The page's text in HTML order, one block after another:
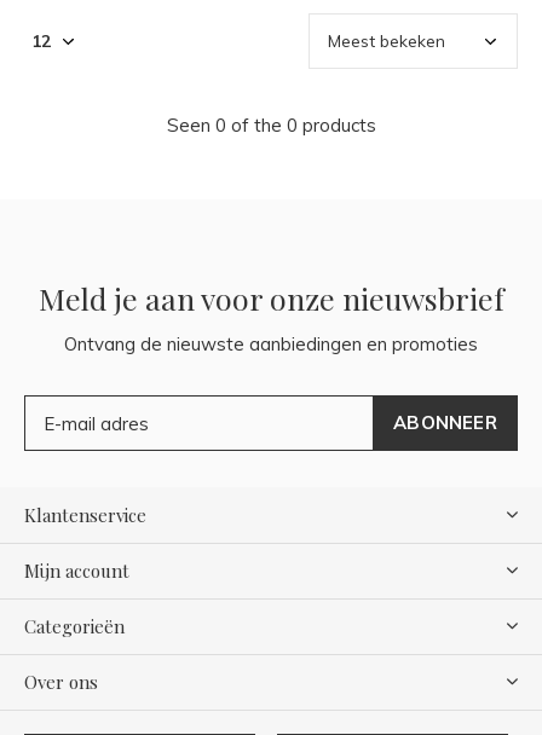
Seen 0 of the 0 products
Meld je aan voor onze nieuwsbrief
Ontvang de nieuwste aanbiedingen en promoties
ABONNEER
Klantenservice
Mijn account
Categorieën
Over ons